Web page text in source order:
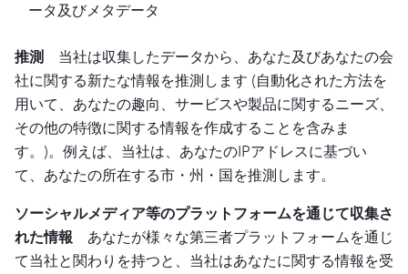
ータ及びメタデータ
推測
当社は収集したデータから、あなた及びあなたの会
社に関する新たな情報を推測します (自動化された方法を
用いて、あなたの趣向、サービスや製品に関するニーズ、
その他の特徴に関する情報を作成することを含みま
す。)。例えば、当社は、あなたのIPアドレスに基づい
て、あなたの所在する市・州・国を推測します。
ソーシャルメディア等のプラットフォームを通じて収集さ
れた情報 あなたが様々な第三者プラットフォームを通じ
て当社と関わりを持つと、当社はあなたに関する情報を受